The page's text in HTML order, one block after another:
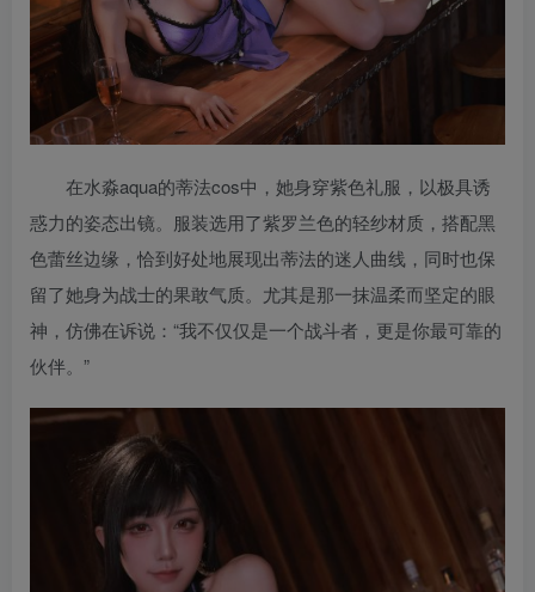
在水淼aqua的蒂法cos中，她身穿紫色礼服，以极具诱
惑力的姿态出镜。服装选用了紫罗兰色的轻纱材质，搭配黑
色蕾丝边缘，恰到好处地展现出蒂法的迷人曲线，同时也保
留了她身为战士的果敢气质。尤其是那一抹温柔而坚定的眼
神，仿佛在诉说：“我不仅仅是一个战斗者，更是你最可靠的
伙伴。”